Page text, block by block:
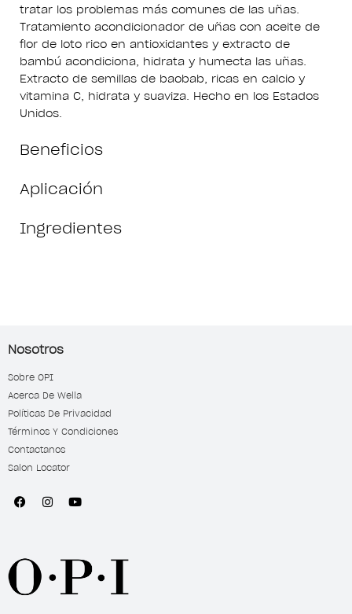
tratar los problemas más comunes de las uñas.
Tratamiento acondicionador de uñas con aceite de
flor de loto rico en antioxidantes y extracto de
bambú acondiciona, hidrata y humecta las uñas.
Extracto de semillas de baobab, ricas en calcio y
vitamina C, hidrata y suaviza. Hecho en los Estados
Unidos.
Beneficios
Aplicación
Ingredientes
Nosotros
Sobre OPI
Acerca De Wella
Políticas De Privacidad
Términos Y Condiciones
Contactanos
Salon Locator